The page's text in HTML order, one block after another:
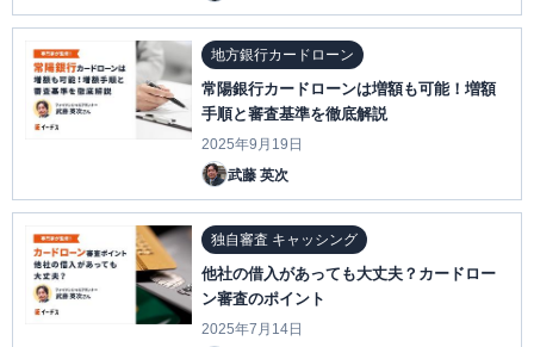
地方銀行カードローン
常陽銀行カードローンは増額も可能！増額
手順と審査基準を徹底解説
2025年9月19日
武藤 英次
独自審査 キャッシング
他社の借入があっても大丈夫？カードロー
ン審査のポイント
2025年7月14日